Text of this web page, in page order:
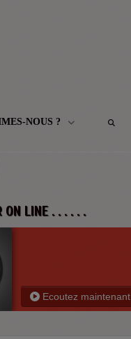
NOUS ?
ON LINE . . . . . .
Ecoutez maintenant